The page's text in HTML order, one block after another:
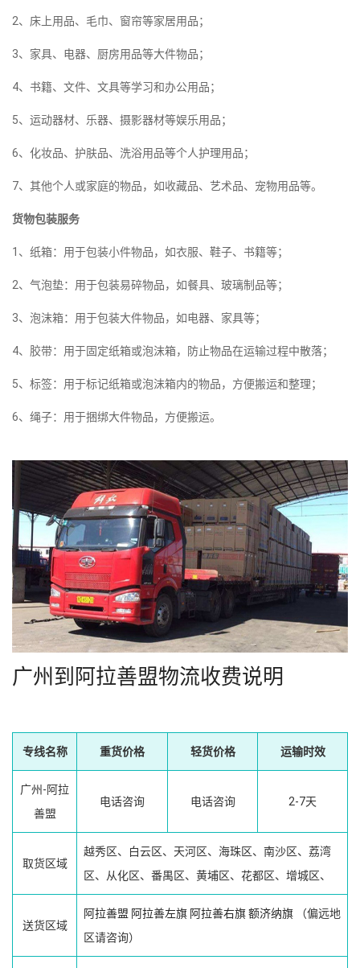
2、床上用品、毛巾、窗帘等家居用品；
3、家具、电器、厨房用品等大件物品；
4、书籍、文件、文具等学习和办公用品；
5、运动器材、乐器、摄影器材等娱乐用品；
6、化妆品、护肤品、洗浴用品等个人护理用品；
7、其他个人或家庭的物品，如收藏品、艺术品、宠物用品等。
货物包装服务
1、纸箱：用于包装小件物品，如衣服、鞋子、书籍等；
2、气泡垫：用于包装易碎物品，如餐具、玻璃制品等；
3、泡沫箱：用于包装大件物品，如电器、家具等；
4、胶带：用于固定纸箱或泡沫箱，防止物品在运输过程中散落；
5、标签：用于标记纸箱或泡沫箱内的物品，方便搬运和整理；
6、绳子：用于捆绑大件物品，方便搬运。
广州到阿拉善盟物流收费说明
专线名称 重货价格 轻货价格 运输时效
广州-阿拉
善盟
电话咨询 电话咨询 2-7天
取货区域
越秀区、白云区、天河区、海珠区、南沙区、荔湾
区、从化区、番禺区、黄埔区、花都区、增城区、
送货区域
阿拉善盟 阿拉善左旗 阿拉善右旗额济纳旗 （偏远地
区请咨询）